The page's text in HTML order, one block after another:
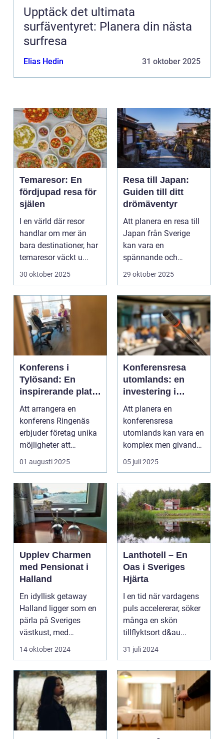
Upptäck det ultimata
surfäventyret: Planera din nästa
surfresa
Elias Hedin 31 oktober 2025
Temaresor: En
fördjupad resa för
själen
I en värld där resor
handlar om mer än
bara destinationer, har
temaresor väckt u...
30 oktober 2025
Resa till Japan:
Guiden till ditt
drömäventyr
Att planera en resa till
Japan från Sverige
kan vara en
spännande och
överväldi...
29 oktober 2025
Konferens i
Tylösand: En
inspirerande plats
för din nästa
företagssammank
omst
Att arrangera en
konferens Ringenäs
erbjuder företag unika
möjligheter att
kombinera ...
01 augusti 2025
Konferensresa
utomlands: en
investering i
kunskap och
nätverk
Att planera en
konferensresa
utomlands kan vara en
komplex men givande
upplevelse som
öppnar up...
05 juli 2025
Upplev Charmen
med Pensionat i
Halland
En idyllisk getaway
Halland ligger som en
pärla på Sveriges
västkust, med
fantastis...
14 oktober 2024
Lanthotell – En
Oas i Sveriges
Hjärta
I en tid när vardagens
puls accelererar, söker
många en skön
tillflyktsort d&au...
31 juli 2024